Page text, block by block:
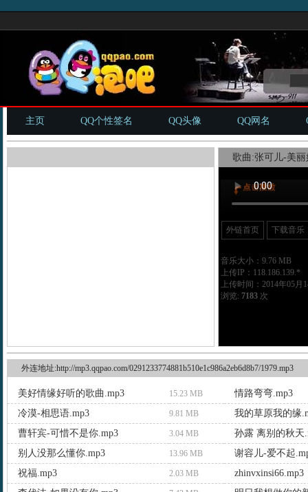
主页 QQ个性签名 QQ头像 QQ网名
歌曲:张可儿-美
外链首页 下载音乐
音乐大小：9.76 MB
上传IP：118.186.139.*
上传时间：2014年05月
浏览: 7183次
外连地址:http://mp3.qqpao.com/0291233774881b510e1c986a2eb6d8b7/1979.mp3
美好情缘好听的歌曲.mp3 15.23 MB
情路弯弯.mp3
冷漠-相思语.mp3
9.81 MB
我的草原我的缘
曹轩宾-可惜不是你.mp3
3.04 MB
孙露 离别的秋天
别人没那么懂你.mp3
13.96 MB
谢容儿-爱不起
祝福.mp3
2.03 MB
zhinvxinsi66.mp3